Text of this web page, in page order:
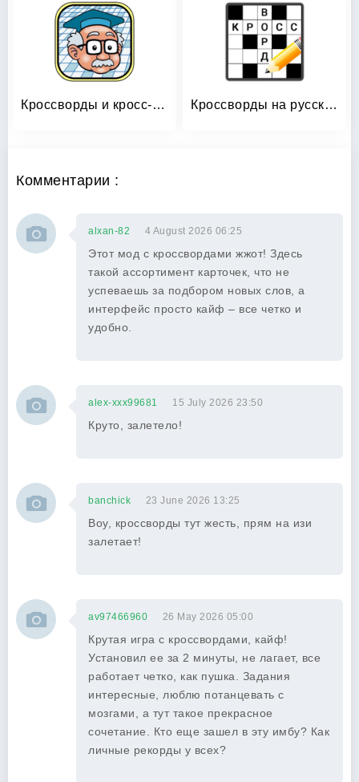
Кроссворды и кросс-головоломки Кроссворды на русском
Комментарии :
alxan-82 4 August 2026 06:25
Этот мод с кроссвордами жжот! Здесь
такой ассортимент карточек, что не
успеваешь за подбором новых слов, а
интерфейс просто кайф – все четко и
удобно.
alex-xxx99681 15 July 2026 23:50
Круто, залетело!
banchick 23 June 2026 13:25
Воу, кроссворды тут жесть, прям на изи
залетает!
av97466960 26 May 2026 05:00
Крутая игра с кроссвордами, кайф!
Установил ее за 2 минуты, не лагает, все
работает четко, как пушка. Задания
интересные, люблю потанцевать с
мозгами, а тут такое прекрасное
сочетание. Кто еще зашел в эту имбу? Как
личные рекорды у всех?